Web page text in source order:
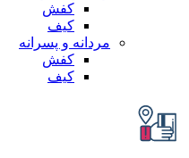
مردانه و پسرانه